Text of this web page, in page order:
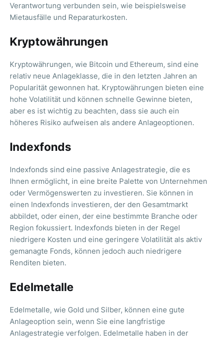
Verantwortung verbunden sein, wie beispielsweise
Mietausfälle und Reparaturkosten.
Kryptowährungen
Kryptowährungen, wie Bitcoin und Ethereum, sind eine
relativ neue Anlageklasse, die in den letzten Jahren an
Popularität gewonnen hat. Kryptowährungen bieten eine
hohe Volatilität und können schnelle Gewinne bieten,
aber es ist wichtig zu beachten, dass sie auch ein
höheres Risiko aufweisen als andere Anlageoptionen.
Indexfonds
Indexfonds sind eine passive Anlagestrategie, die es
Ihnen ermöglicht, in eine breite Palette von Unternehmen
oder Vermögenswerten zu investieren. Sie können in
einen Indexfonds investieren, der den Gesamtmarkt
abbildet, oder einen, der eine bestimmte Branche oder
Region fokussiert. Indexfonds bieten in der Regel
niedrigere Kosten und eine geringere Volatilität als aktiv
gemanagte Fonds, können jedoch auch niedrigere
Renditen bieten.
Edelmetalle
Edelmetalle, wie Gold und Silber, können eine gute
Anlageoption sein, wenn Sie eine langfristige
Anlagestrategie verfolgen. Edelmetalle haben in der